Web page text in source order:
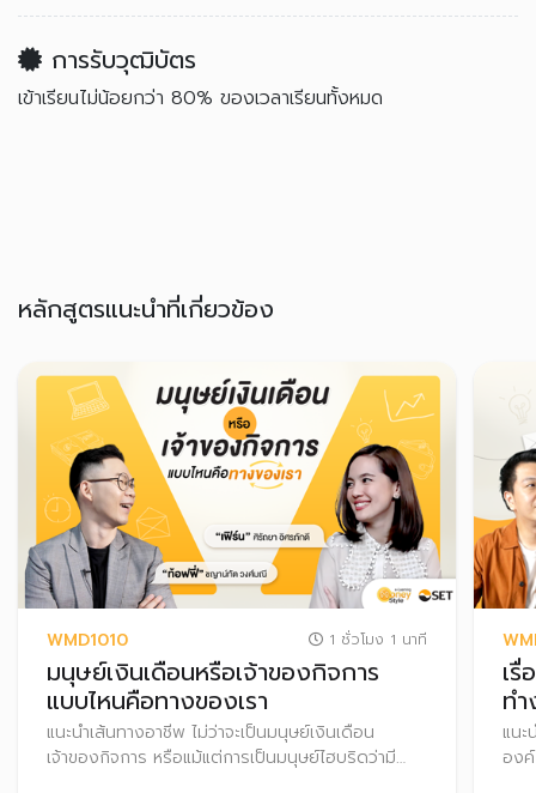
การรับวุฒิบัตร
เข้าเรียนไม่น้อยกว่า 80% ของเวลาเรียนทั้งหมด
หลักสูตรแนะนำที่เกี่ยวข้อง
WMD1010 1 ชั่วโมง 1 นาที
มนุษย์เงินเดือนหรือเจ้าของกิจการ
แบบไหนคือทางของเรา
แนะนำเส้นทางอาชีพ ไม่ว่าจะเป็นมนุษย์เงินเดือน
เจ้าของกิจการ หรือแม้แต่การเป็นมนุษย์ไฮบริดว่ามี
เ
ท
แน
อง